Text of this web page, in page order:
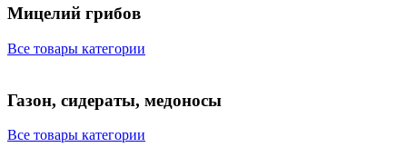
Мицелий грибов
Все товары категории
Газон, сидераты, медоносы
Все товары категории